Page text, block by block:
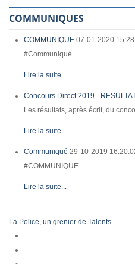
COMMUNIQUES
COMMUNIQUE 07-01-2020
#Communiqué
Lire la suite...
Concours Direct 2019 -
Les résultats, après écrit, du
Lire la suite...
Communiqué 29-10-2019
#COMMUNIQUE
Lire la suite...
La Police, un grenier de Talents